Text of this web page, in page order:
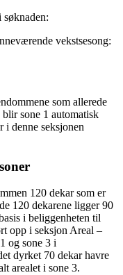
søknaden:
vekstsesong:
som allerede
sone 1 automatisk
i denne seksjonen
120 dekar som er
120 dekarene ligger 90
i beliggenheten til
opp i seksjon Areal –
og sone 3 i
dyrket 70 dekar havre
arealet i sone 3.